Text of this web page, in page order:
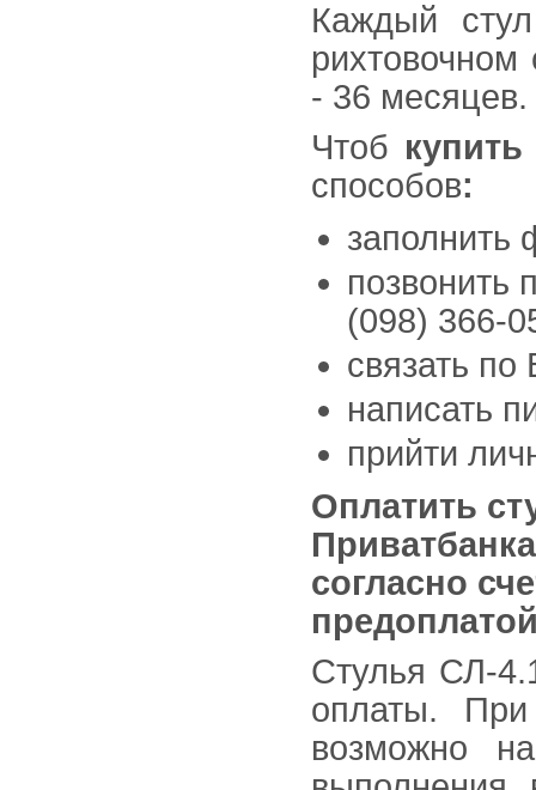
Каждый
рихтовочном
- 36 месяцев.
Чтоб купить
способов:
заполнить
позвонить
(098) 366-
связать
написать
прийти
Оплатить
согласно
Стулья СЛ-
оплаты.
возможно